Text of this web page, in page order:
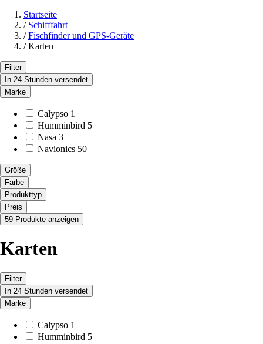
Startseite
/ Schifffahrt
/ Fischfinder und GPS-Geräte
/ Karten
Filter
In 24 Stunden versendet
Marke
Calypso 1
Humminbird 5
Nasa 3
Navionics 50
Größe
Farbe
Produkttyp
Preis
59 Produkte anzeigen
Karten
Filter
In 24 Stunden versendet
Marke
Calypso 1
Humminbird 5